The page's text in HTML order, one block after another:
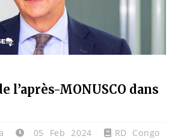
l’après-MONUSCO dans
05 Feb 2024
RD Congo